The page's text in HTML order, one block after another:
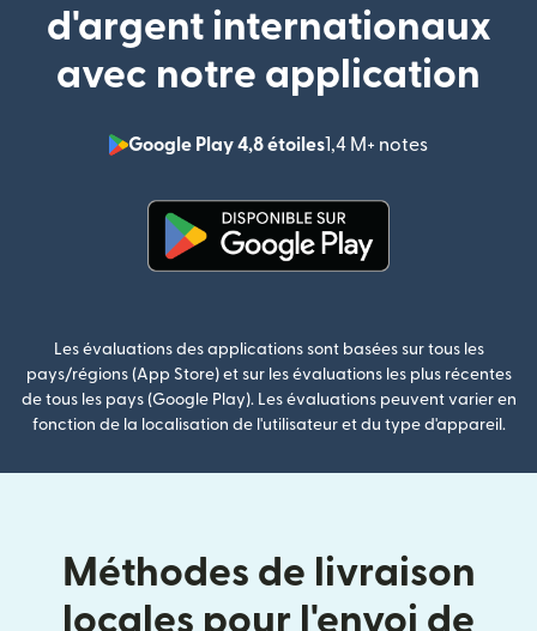
d'argent internationaux
avec notre application
Google Play 4,8 étoiles1,4 M+ notes
Les évaluations des applications sont basées sur tous les
pays/régions (App Store) et sur les évaluations les plus récentes
de tous les pays (Google Play). Les évaluations peuvent varier en
fonction de la localisation de l'utilisateur et du type d'appareil.
Méthodes de livraison
locales pour l'envoi de